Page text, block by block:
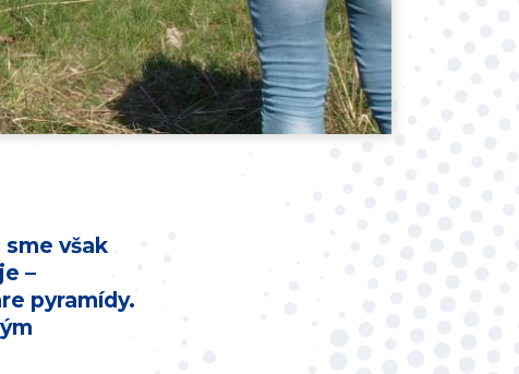
však
–
pyramídy.